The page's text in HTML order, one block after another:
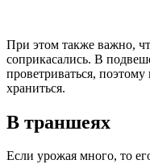
При этом также важно,
соприкасались. В
проветриваться,
храниться.
В траншеях
Если урожая много, то